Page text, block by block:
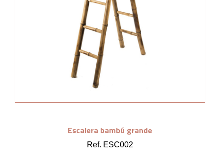
Escalera bambú grande
Ref. ESC002